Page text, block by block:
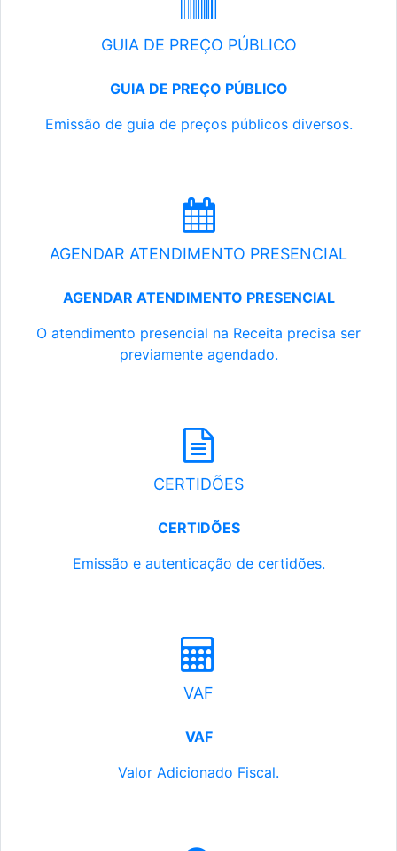
GUIA DE PREÇO PÚBLICO
GUIA DE PREÇO PÚBLICO
Emissão de guia de preços públicos diversos.
AGENDAR ATENDIMENTO PRESENCIAL
AGENDAR ATENDIMENTO PRESENCIAL
O atendimento presencial na Receita precisa ser
previamente agendado.
CERTIDÕES
CERTIDÕES
Emissão e autenticação de certidões.
VAF
VAF
Valor Adicionado Fiscal.